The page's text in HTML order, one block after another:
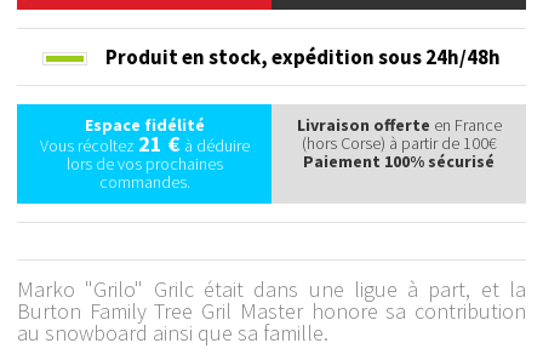
Produit en stock,expédition sous 24h/48h
Espace fidélité
Vous récoltez 21 €à déduire
lors de vos prochaines
commandes.
Livraison offerte en France
(hors Corse) à partir de 100€
Paiement 100% sécurisé
Marko "Grilo" Grilc était dans une ligue à part, et la
Burton Family Tree Gril Master honore sa contribution
au snowboard ainsi que sa famille.